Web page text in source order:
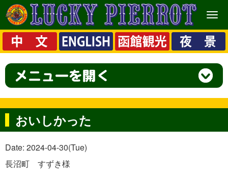
メ
ニ
ュ
ー
おいしかった
Date: 2024-04-30(Tue)
長沼町 すずき様